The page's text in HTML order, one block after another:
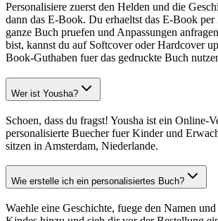
Personalisiere zuerst den Helden und die
dann das E-Book. Du erhaeltst das E-Book
ganze Buch pruefen und Anpassungen
bist, kannst du auf Softcover oder Hardcover
Book-Guthaben fuer das gedruckte Buch
Wer ist Yousha?
Schoen, dass du fragst! Yousha ist ein Online-
personalisierte Buecher fuer Kinder und
sitzen in Amsterdam, Niederlande.
Wie erstelle ich ein personalisiertes Buch?
Waehle eine Geschichte, fuege den Namen und